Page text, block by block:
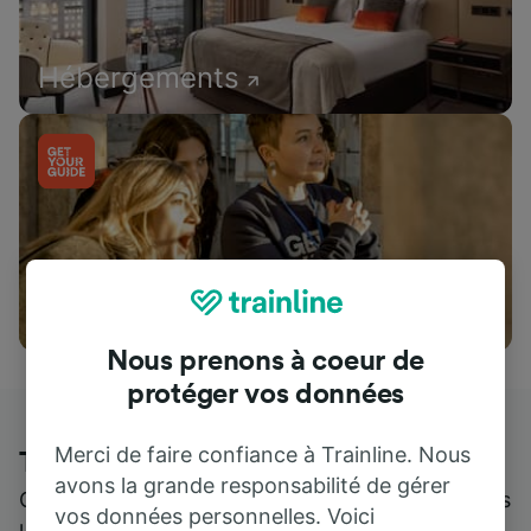
Hébergements
Trainline : l'avis de nos clients
Qui mieux pour parler de nous, que ceux qui nous
Nous prenons à coeur de
protéger vos données
Merci de faire confiance à Trainline. Nous
avons la grande responsabilité de gérer
vos données personnelles. Voici